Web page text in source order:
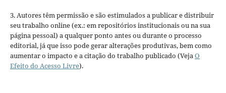
3. Autores têm permissão e são estimulados a publicar e distribuir
seu trabalho online (ex.: em repositórios institucionais ou na sua
página pessoal) a qualquer ponto antes ou durante o processo
editorial, já que isso pode gerar alterações produtivas, bem como
aumentar o impacto e a citação do trabalho publicado (VejaO
Efeito do Acesso Livre).